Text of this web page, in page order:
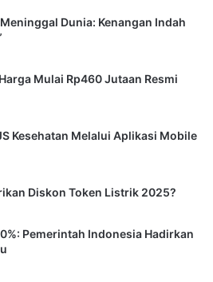
Dunia: Kenangan Indah
Mulai Rp460 Jutaan Resmi
Kesehatan Melalui Aplikasi Mobile
Diskon Token Listrik 2025?
Pemerintah Indonesia Hadirkan